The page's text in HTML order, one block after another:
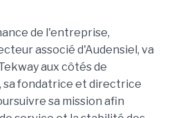
de l'entreprise,
associé d'Audensiel, va
aux côtés de
sa fondatrice et directrice
sa mission afin